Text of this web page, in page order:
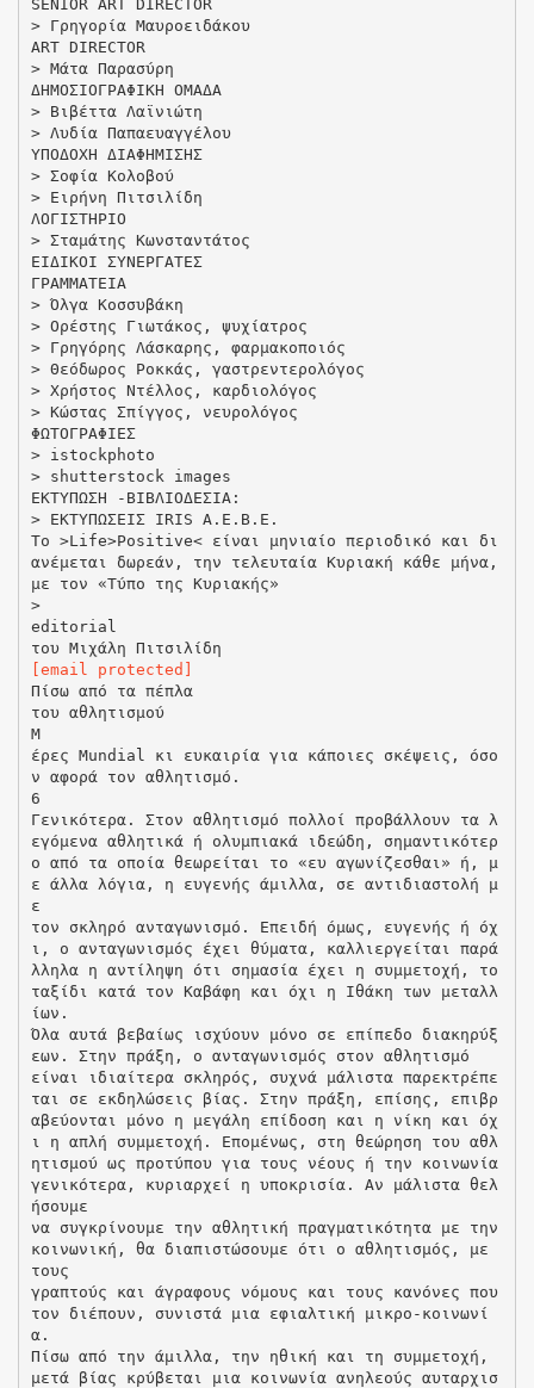
SENIOR ART DIRECTOR
> Γρηγορία Μαυροειδάκου
ART DIRECTOR
> Μάτα Παρασύρη
ΔΗΜΟΣΙOΓΡΑΦΙΚΗ ΟΜΑΔΑ
> Βιβέττα Λαϊνιώτη
> Λυδία Παπαευαγγέλου
ΥΠΟΔΟΧΗ ΔΙΑΦΗΜΙΣΗΣ
> Σοφία Κολοβού
> Ειρήνη Πιτσιλίδη
ΛΟΓΙΣΤΗΡΙΟ
> Σταμάτης Κωνσταντάτος
ΕΙΔIΚΟΙ ΣΥΝΕΡΓΑΤΕΣ
ΓΡΑΜΜΑΤΕΙΑ
> Όλγα Κοσσυβάκη
> Ορέστης Γιωτάκος, ψυχίατρος
> Γρηγόρης Λάσκαρης, φαρμακοποιός
> Θεόδωρος Ροκκάς, γαστρεντερολόγος
> Χρήστος Ντέλλος, καρδιολόγος
> Κώστας Σπίγγος, νευρολόγος
ΦΩΤΟΓΡΑΦΙΕΣ
> istockphoto
> shutterstock images
ΕΚΤΥΠΩΣΗ -ΒΙΒΛΙΟΔΕΣΙΑ:
> ΕΚΤΥΠΩΣΕΙΣ IRIS A.E.Β.Ε.
Το >Life>Positive< είναι μηνιαίο περιοδικό και δι
ανέμεται δωρεάν, την τελευταία Κυριακή κάθε μήνα,
με τον «Τύπο της Κυριακής»
>
editοrial
[email protected]
Πίσω από τα πέπλα
του αθλητισμού
Μ
έρες Mundial κι ευκαιρία για κάποιες σκέψεις, όσο
ν αφορά τον αθλητισμό.
6
Γενικότερα. Στον αθλητισμό πολλοί προβάλλουν τα λ
εγόμενα αθλητικά ή ολυμπιακά ιδεώδη, σημαντικότερ
ο από τα οποία θεωρείται το «ευ αγωνίζεσθαι» ή, μ
ε άλλα λόγια, η ευγενής άμιλλα, σε αντιδιαστολή μ
ε
τον σκληρό ανταγωνισμό. Επειδή όμως, ευγενής ή όχ
ι, ο ανταγωνισμός έχει θύματα, καλλιεργείται παρά
λληλα η αντίληψη ότι σημασία έχει η συμμετοχή, το
ταξίδι κατά τον Καβάφη και όχι η Ιθάκη των μεταλλ
ίων.
Όλα αυτά βεβαίως ισχύουν μόνο σε επίπεδο διακηρύξ
εων. Στην πράξη, ο ανταγωνισμός στον αθλητισμό
είναι ιδιαίτερα σκληρός, συχνά μάλιστα παρεκτρέπε
ται σε εκδηλώσεις βίας. Στην πράξη, επίσης, επιβρ
αβεύονται μόνο η μεγάλη επίδοση και η νίκη και όχ
ι η απλή συμμετοχή. Επομένως, στη θεώρηση του αθλ
ητισμού ως προτύπου για τους νέους ή την κοινωνία
γενικότερα, κυριαρχεί η υποκρισία. Αν μάλιστα θελ
ήσουμε
να συγκρίνουμε την αθλητική πραγματικότητα με την
κοινωνική, θα διαπιστώσουμε ότι ο αθλητισμός, με
τους
γραπτούς και άγραφους νόμους και τους κανόνες που
τον διέπουν, συνιστά μια εφιαλτική μικρο-κοινωνί
α.
Πίσω από την άμιλλα, την ηθική και τη συμμετοχή,
μετά βίας κρύβεται μια κοινωνία ανηλεούς αυταρχισ